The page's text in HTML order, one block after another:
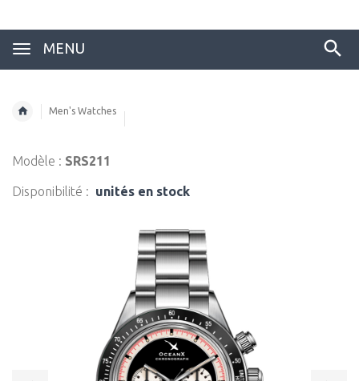
MENU
Men's Watches
Modèle : SRS211
Disponibilité : unités en stock